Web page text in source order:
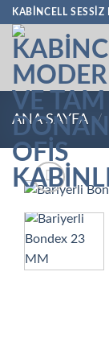
İçeriğe
atla
KABINCELL SESSIZ
ANA SAYFA /